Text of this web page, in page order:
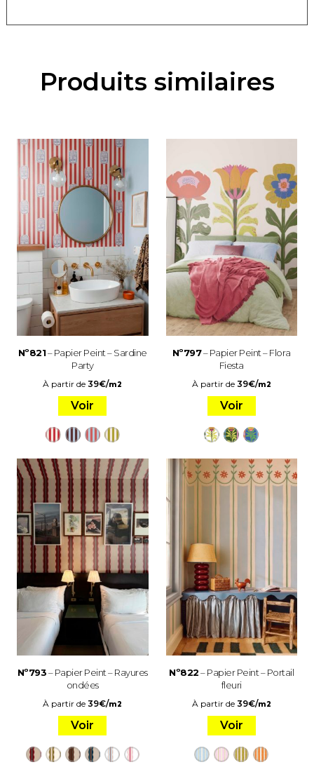
Produits similaires
Nº821– Papier Peint – Sardine
Party
À partir de39€/m2
Voir
Nº797– Papier Peint – Flora
Fiesta
À partir de 39€/m2
Voir
Nº793– Papier Peint – Rayures
ondées
À partir de39€/m2
Voir
Nº822– Papier Peint – Portail
fleuri
À partir de 39€/m2
Voir